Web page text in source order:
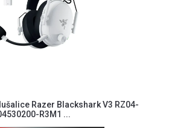
Razer Blackshark V3 RZ04-
R3M1 ...